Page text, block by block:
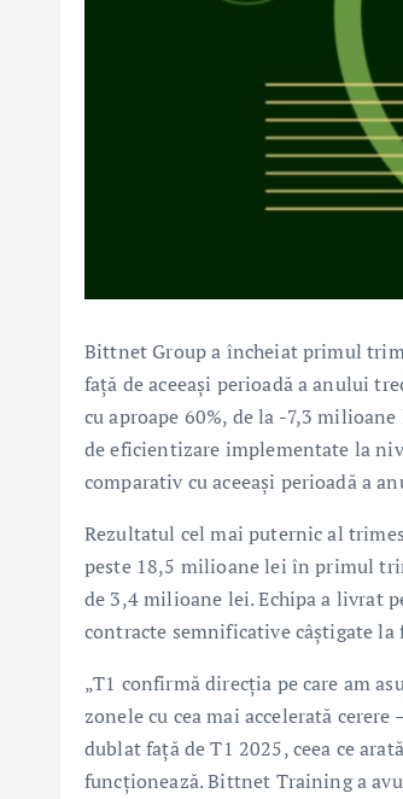
Bittnet Group a încheiat primul
față de aceeași perioadă a anului
cu aproape 60%, de la -7,3
de eficientizare implementate la
comparativ cu aceeași perioadă a
Rezultatul cel mai puternic al
peste 18,5 milioane lei în primul
de 3,4 milioane lei. Echipa a livrat
contracte semnificative câștigate
„T1 confirmă direcția pe care am
zonele cu cea mai accelerată
dublat față de T1 2025, ceea ce
funcționează. Bittnet Training a